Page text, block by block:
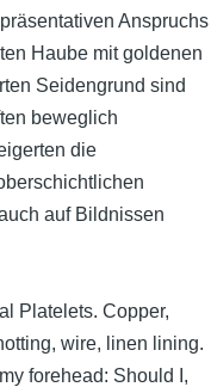
Anspruchs
Haube mit goldenen
Seidengrund sind
beweglich
die
auf Bildnissen
Platelets. Copper,
wire, linen lining.
forehead: Should I,